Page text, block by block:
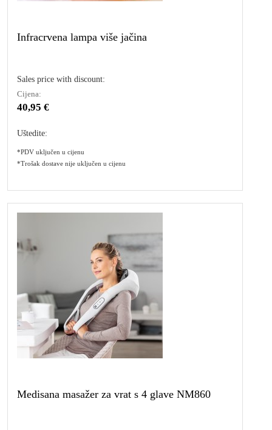
Infracrvena lampa više jačina
Sales price with discount:
Cijena:
40,95 €
Uštedite:
*PDV uključen u cijenu
*Trošak dostave nije uključen u cijenu
Medisana masažer za vrat s 4 glave NM860